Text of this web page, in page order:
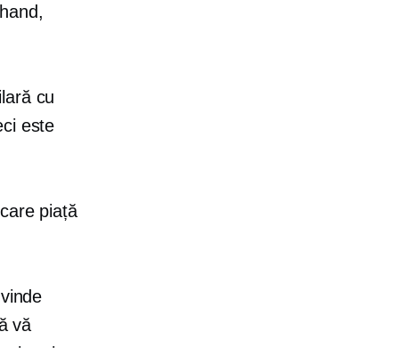
cu
este
piață
vă